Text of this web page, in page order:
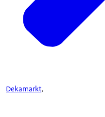
Dekamarkt,